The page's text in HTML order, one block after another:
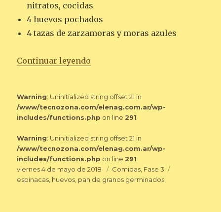
nitratos, cocidas
4 huevos pochados
4 tazas de zarzamoras y moras azules
Continuar leyendo
Warning: Uninitialized string offset 21 in
/www/tecnozona.com/elenag.com.ar/wp-
includes/functions.php on line 291
Warning: Uninitialized string offset 21 in
/www/tecnozona.com/elenag.com.ar/wp-
includes/functions.php on line 291
Publicado
el
viernes 4 de mayo de 2018 Categorías
Comidas, Fase 3
espinacas, huevos, pan de granos germinados